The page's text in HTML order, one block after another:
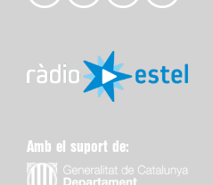
Amb el suport de: